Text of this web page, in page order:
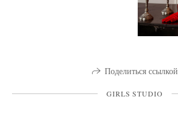
Поделиться ссылкой
GIRLS STUDIO